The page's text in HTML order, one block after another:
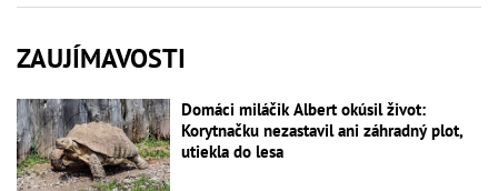
ZAUJÍMAVOSTI
Domáci miláčik Albert okúsil život:
Korytnačku nezastavil ani záhradný plot,
utiekla do lesa